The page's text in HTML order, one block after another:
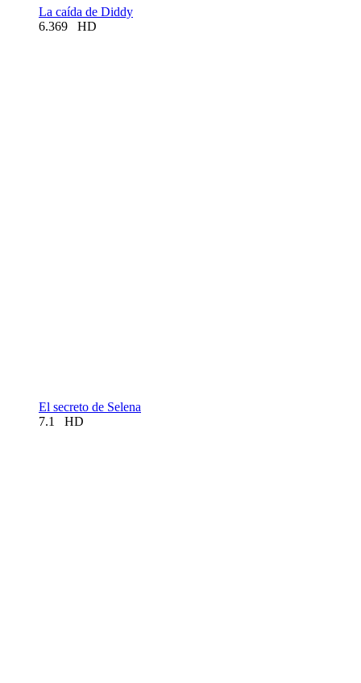
La caída de Diddy
6.369
HD
El secreto de Selena
7.1
HD